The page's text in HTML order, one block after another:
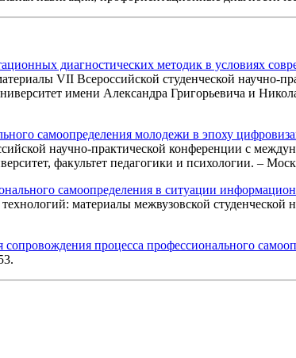
диагностических методик в условиях
VII Всероссийской студенческой
имени Александра Григорьевича и
самоопределения молодежи в эпоху
научно-практической конференции с
факультет педагогики и психологии. –
самоопределения в ситуации
материалы межвузовской
процесса профессионального